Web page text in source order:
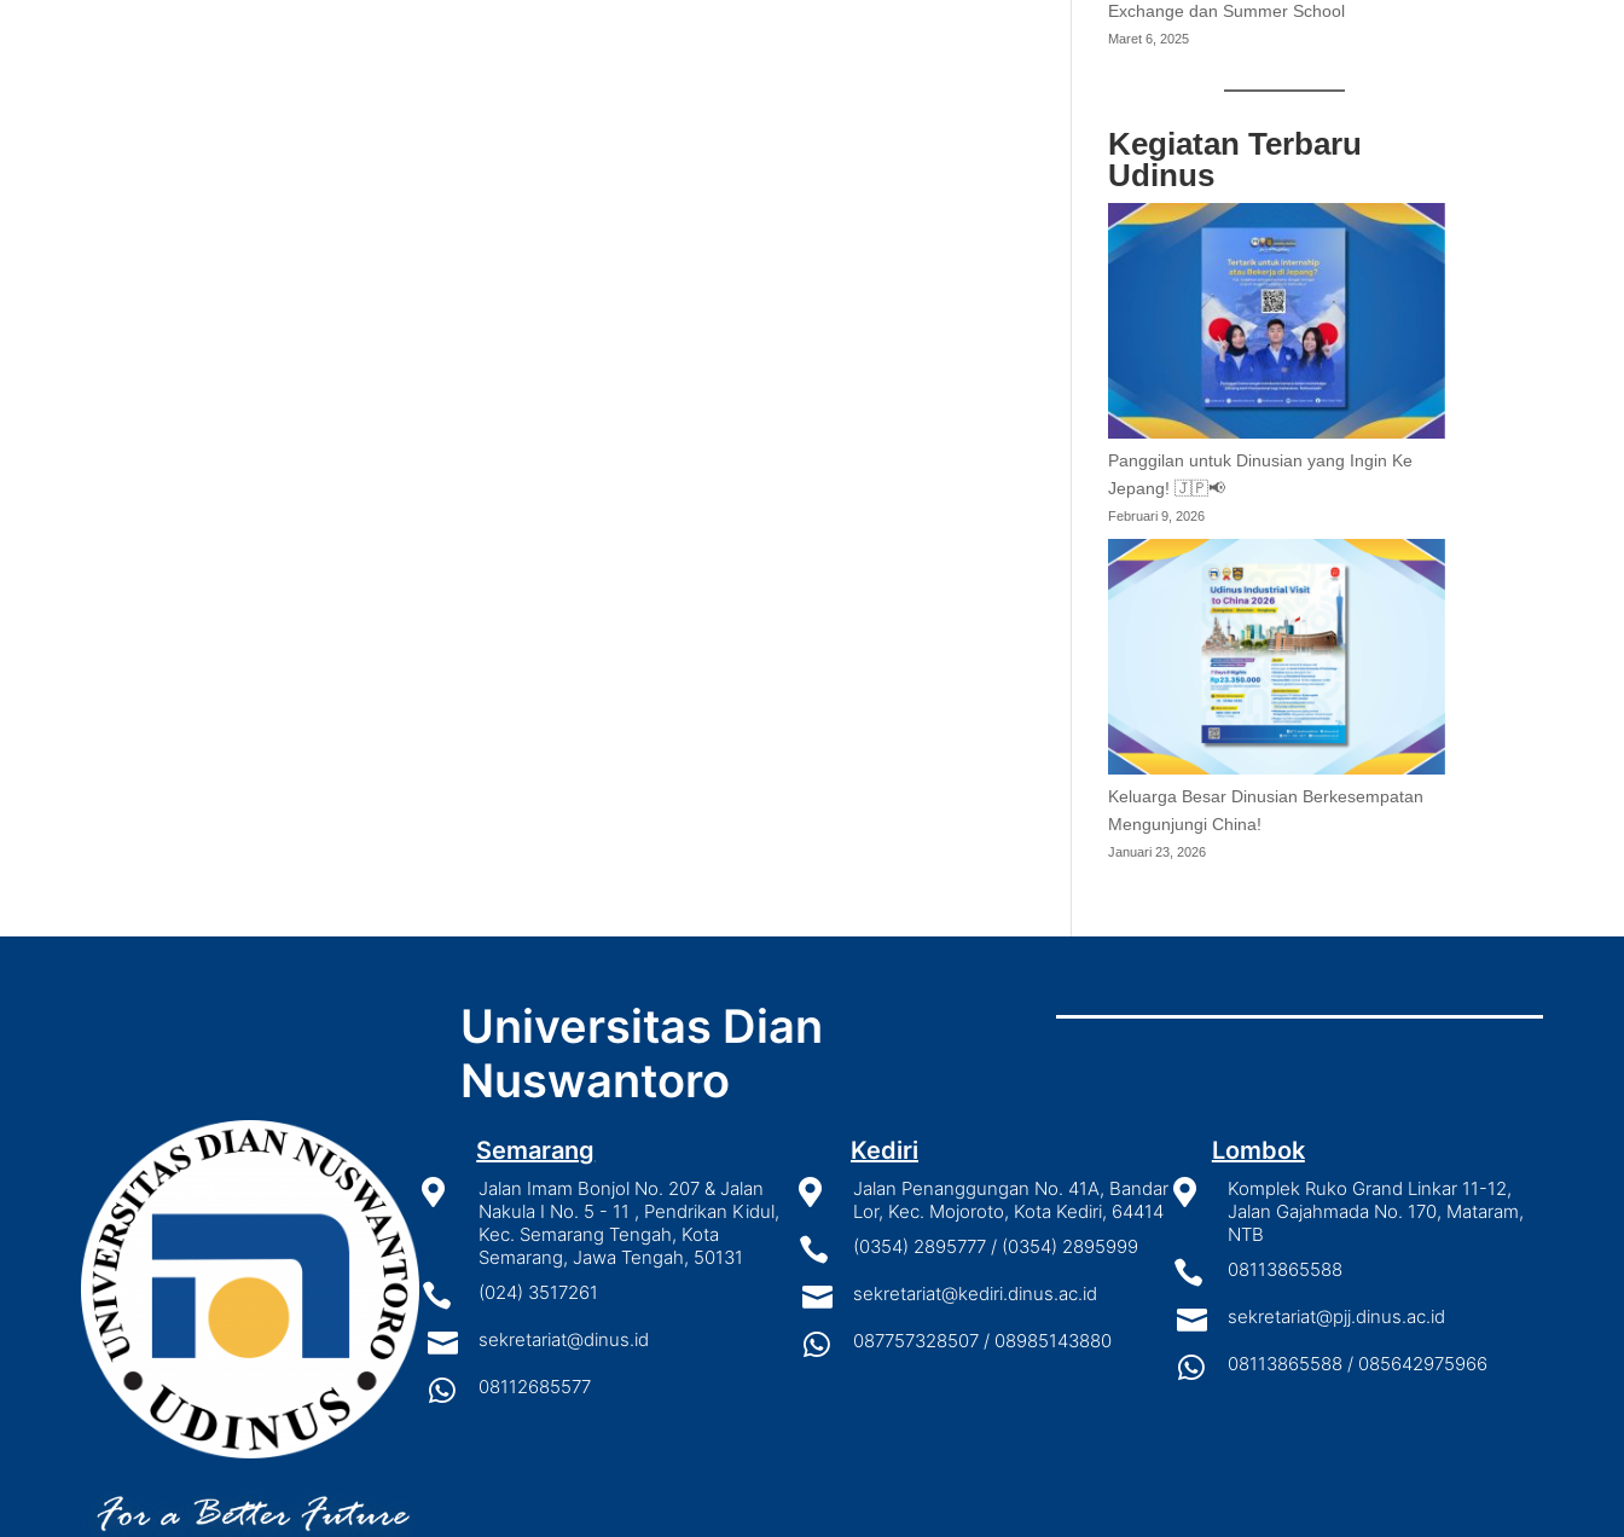
Exchange dan Summer School
Maret 6, 2025
Kegiatan Terbaru
Udinus
Panggilan untuk Dinusian yang Ingin Ke
Jepang! 🇯🇵📢
Februari 9, 2026
Keluarga Besar Dinusian Berkesempatan
Mengunjungi China!
Januari 23, 2026
Universitas Dian
Nuswantoro
Semarang

Jalan Imam Bonjol No. 207 & Jalan
Nakula I No. 5 - 11 , Pendrikan Kidul,
Kec. Semarang Tengah, Kota
Semarang, Jawa Tengah, 50131
 (024) 3517261
 sekretariat@dinus.id
 08112685577
Kediri

Jalan Penanggungan No. 41A, Bandar
Lor, Kec. Mojoroto, Kota Kediri, 64414
 (0354) 2895777 / (0354) 2895999
 sekretariat@kediri.dinus.ac.id
 087757328507 / 08985143880
Lombok

Komplek Ruko Grand Linkar 11-12,
Jalan Gajahmada No. 170, Mataram,
NTB
 08113865588
 sekretariat@pjj.dinus.ac.id
 08113865588 / 085642975966